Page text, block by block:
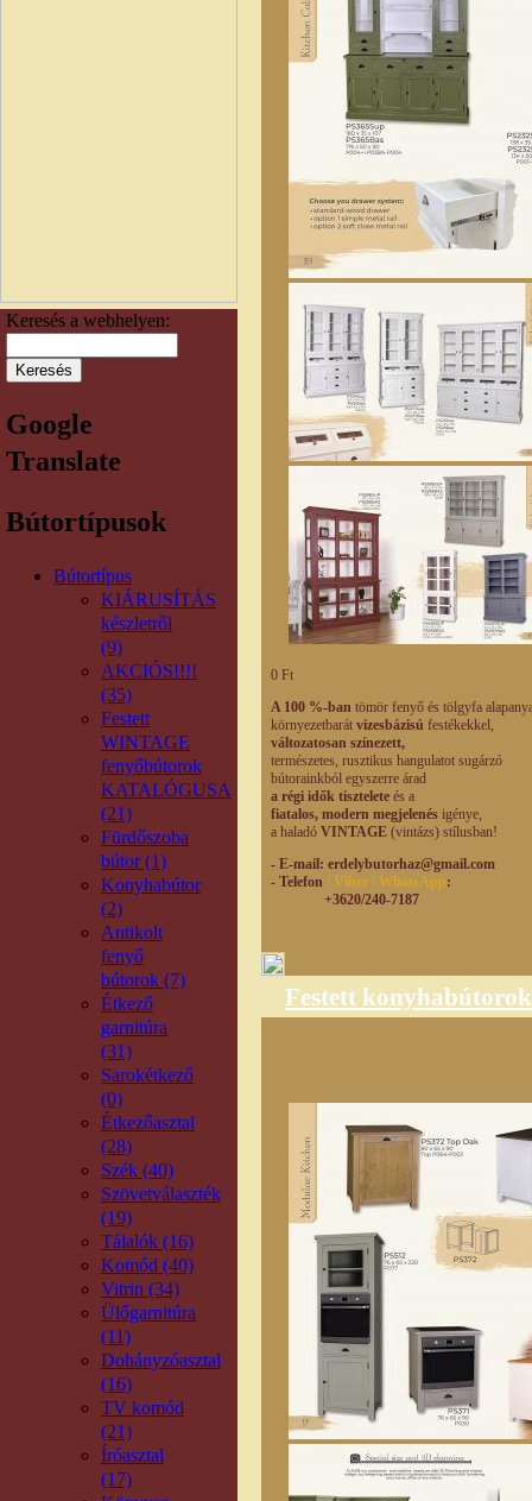
Keresés a webhelyen:
Google
Translate
Bútortípusok
Bútortípus
KIÁRUSÍTÁS
készletről
(9)
AKCIÓS!!!!
(35)
Festett
WINTAGE
fenyőbútorok
KATALÓGUSA
(21)
Fürdőszoba
bútor (1)
Konyhabútor
(2)
Antikolt
fenyő
bútorok (7)
Étkező
garnitúra
(31)
Sarokétkező
(0)
Étkezőasztal
(28)
Szék (40)
Szövetválaszték
(19)
Tálalók (16)
Komód (40)
Vitrin (34)
Ülőgarnitúra
(11)
Dohányzóasztal
(16)
TV komód
(21)
Íróasztal
(17)
0 Ft
A 100 %-ban tömör fenyő és tölgyfa
környezetbarát vizesbázisú festékekkel,
változatosan színezett,
természetes, rusztikus hangulatot sugárzó
bútorainkból egyszerre árad
a régi idők tisztelete és a
fiatalos, modern megjelenés igénye,
a haladó VINTAGE (vintázs) stílusban!
- E-mail: erdelybutorhaz@gmail.com
- Telefon / Viber / WhatsApp:
+3620/240-7187
Festett konyhabútorok